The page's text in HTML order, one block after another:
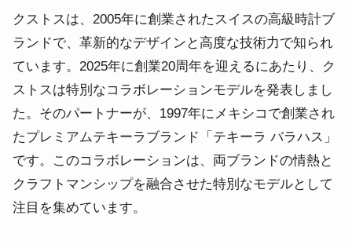
クストスは、2005年に創業されたスイスの高級時計ブ
ランドで、革新的なデザインと高度な技術力で知られ
ています。2025年に創業20周年を迎えるにあたり、ク
ストスは特別なコラボレーションモデルを発表しまし
た。 そのパートナーが、1997年にメキシコで創業され
たプレミアムテキーラブランド「テキーラ バラハス」
です。 このコラボレーションは、両ブランドの情熱と
クラフトマンシップを融合させた特別なモデルとして
注目を集めています。